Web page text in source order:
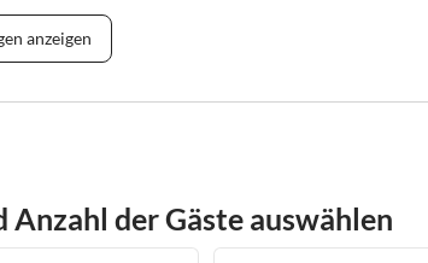
anzeigen
der Gäste auswählen